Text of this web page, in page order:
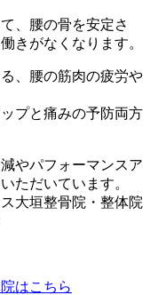
、腰の骨を安定さ
きがなくなります。
、腰の筋肉の疲労や
プと痛みの予防両方
やパフォーマンスア
ただいています。
大垣整骨院・整体院
はこちら